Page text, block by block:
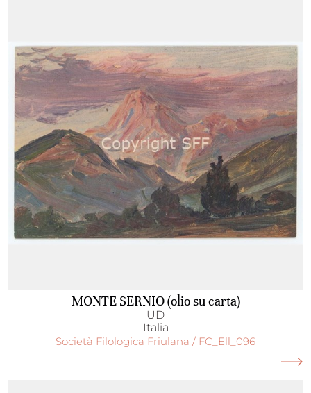
MONTE SERNIO (olio su carta)
UD
Italia
Società Filologica Friulana / FC_Ell_096